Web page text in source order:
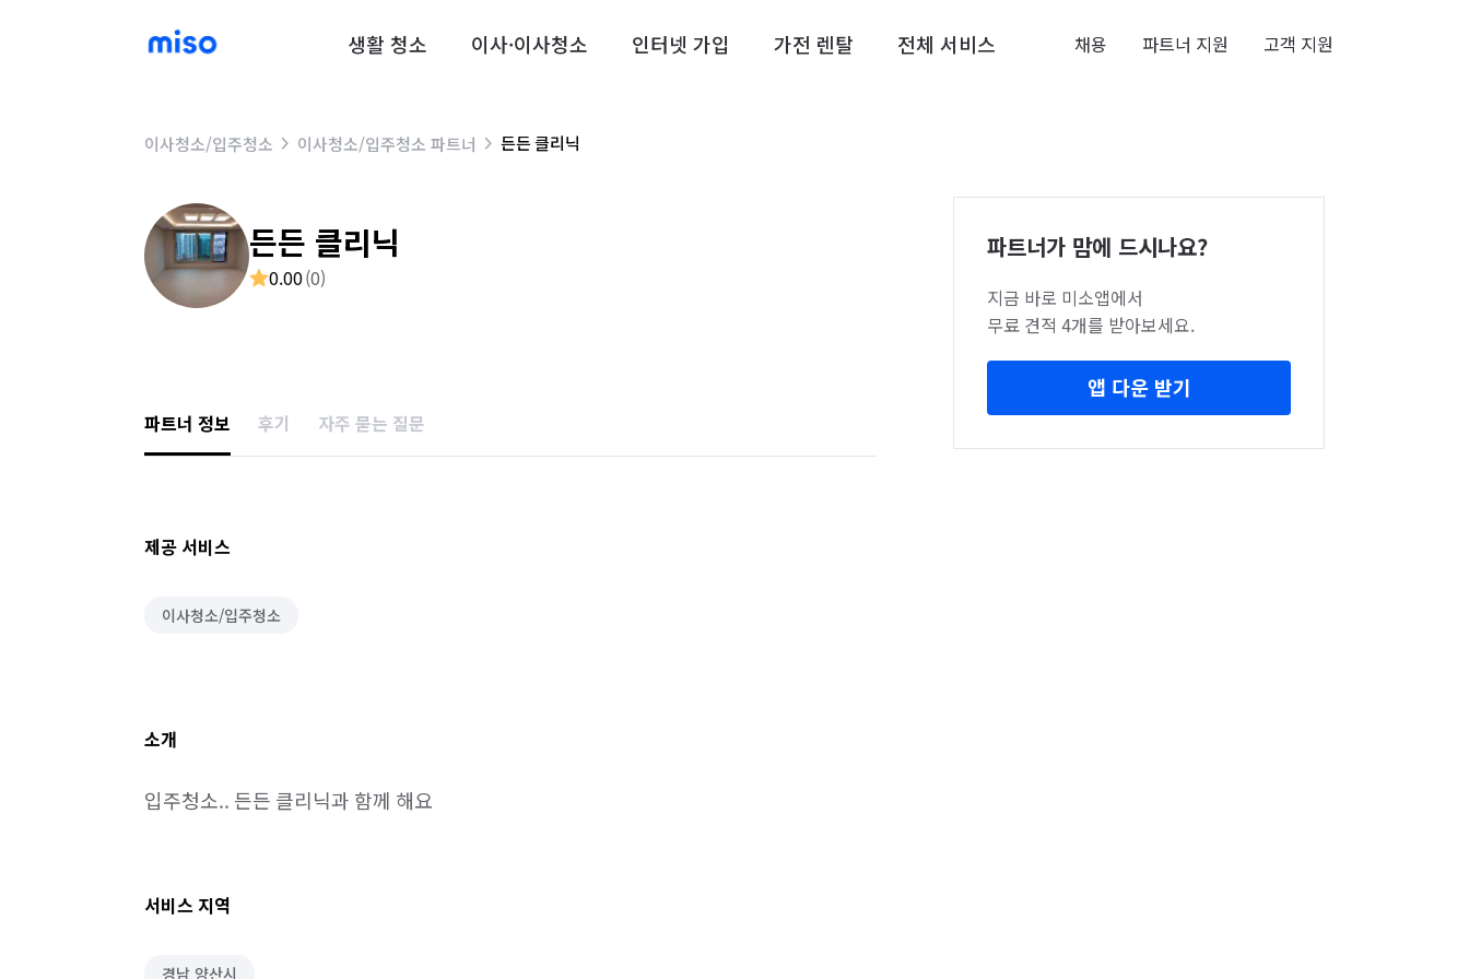
생활 청소 이사·이사청소 인터넷 가입 가전 렌탈 전체 서비스 채용 파트너 지원 고객 지원
이사청소/입주청소 이사청소/입주청소 파트너 든든 클리닉
든든 클리닉
0.00(0)
파트너 정보 후기 자주 묻는 질문
제공 서비스
이사청소/입주청소
소개
입주청소.. 든든 클리닉과 함께 해요
서비스 지역
경남 양산시
파트너가 맘에 드시나요?
지금 바로 미소앱에서
무료 견적 4개를 받아보세요.
앱 다운 받기